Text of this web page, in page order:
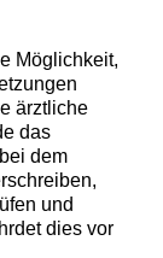
Möglichkeit,
ärztliche
das
dem
und
dies vor